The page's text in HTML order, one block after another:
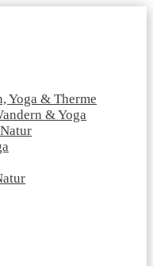
Yoga & Therme
& Yoga